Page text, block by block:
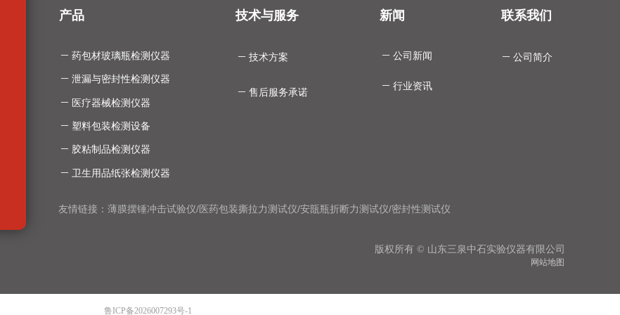
版权所有 © 山东三泉中石实验仪器有限公司
联系我们
新闻
产品 技术与服务
ꄵ 公司简介
ꄵ 公司新闻
ꄵ 行业资讯
ꄵ 技术方案
ꄵ 售后服务承诺
网站地图
友情链接： 薄膜摆锤冲击试验仪/医药包装撕拉力测试仪/安瓿瓶折断力测试仪/密封性测试仪
ꄵ 药包材玻璃瓶检测仪器
ꄵ 泄漏与密封性检测仪器
ꄵ 医疗器械检测仪器
ꄵ 塑料包装检测设备
ꄵ 胶粘制品检测仪器
ꄵ 卫生用品纸张检测仪器
鲁ICP备2026007293号-1